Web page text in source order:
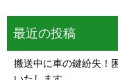
最近の投稿
搬送中に車の鍵紛失！